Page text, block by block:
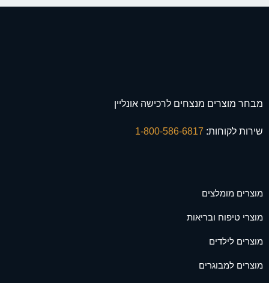
מבחר מוצרים מנצחים לרכישה אונליין
שירות לקוחות:
מוצרים מומלצים
מוצרי טיפוח ובריאות
מוצרים לילדים
מוצרים למבוגרים